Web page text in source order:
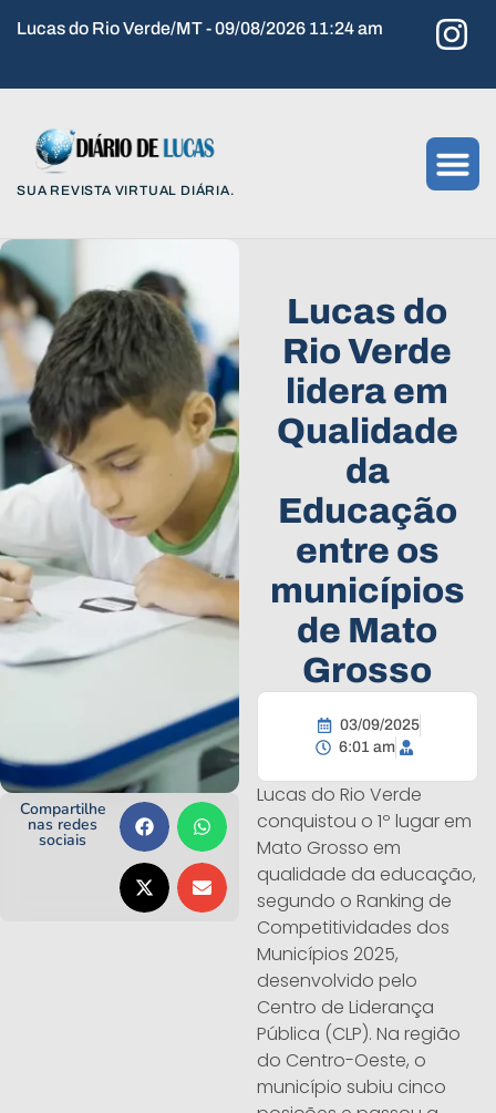
Lucas do Rio Verde/MT - 09/08/2026 11:24 am
SUA REVISTA VIRTUAL DIÁRIA.
Compartilhe
nas redes
sociais
Lucas do
Rio Verde
lidera em
Qualidade
da
Educação
entre os
municípios
de Mato
Grosso
03/09/2025
6:01 am
Lucas do Rio Verde
conquistou o 1º lugar em
Mato Grosso em
qualidade da educação,
segundo o Ranking de
Competitividades dos
Municípios 2025,
desenvolvido pelo
Centro de Liderança
Pública (CLP). Na região
do Centro-Oeste, o
município subiu cinco